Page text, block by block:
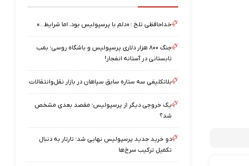
خداحافظی تلخ ؛ «دلم با پرسپولیس بود، اما شرایط…»
جنگ ۸۰۰ هزار دلاری پرسپولیس و باشگاه روسی؛ بمب
تابستانی در آستانه انفجار!
بلاتکلیفی سه ستاره سابق سپاهان در بازار نقل‌وانتقالات
یک خروجی دیگر از پرسپولیس؛ مقصد بعدی مشخص
شد؟
دو خرید جدید پرسپولیس نهایی شد؛ تارتار به دنبال
تکمیل ترکیب سرخ‌ها